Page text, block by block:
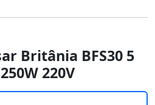
Britânia BFS30 5
220V